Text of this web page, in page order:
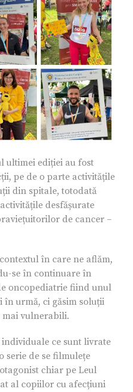
ultimei ediției au fost
pe de o parte activitățile
din spitale, totodată
desfășurate
de cancer –
în care ne aflăm,
se în continuare în
oncopediatrie fiind unul
în urmă, ci găsim soluții
vulnerabili.
ce sunt livrate
serie de se filmulețe
chiar pe Leul
al copiilor cu afecțiuni